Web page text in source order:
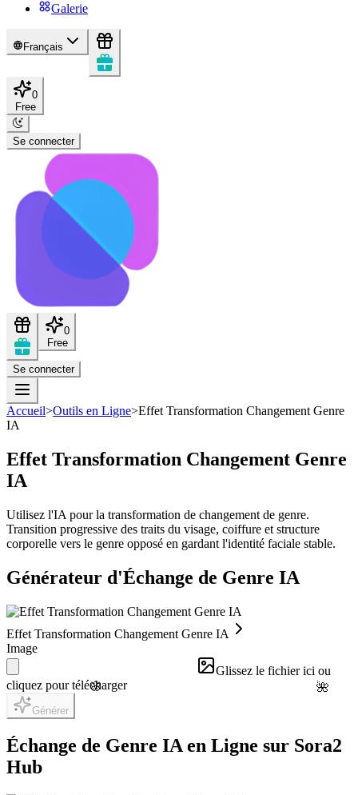
🌸 🌺
Galerie
Français
0
Free
Se connecter
0
Free
Se connecter
Accueil>Outils en Ligne>Effet Transformation Changement Genre
IA
Effet Transformation Changement Genre
IA
Utilisez l'IA pour la transformation de changement de genre.
Transition progressive des traits du visage, coiffure et structure
corporelle vers le genre opposé en gardant l'identité faciale stable.
Générateur d'Échange de Genre IA
Effet Transformation Changement Genre IA
Image
Glissez le fichier ici ou
cliquez pour télécharger
Générer
Échange de Genre IA en Ligne sur Sora2
Hub